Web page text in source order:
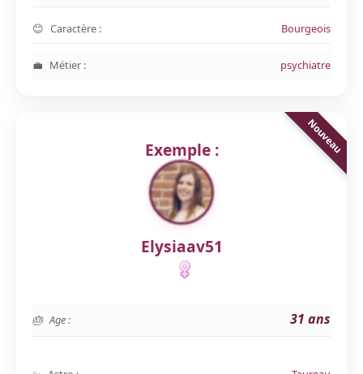
Caractère : Bourgeois
Métier : psychiatre
Exemple :
Elysiaav51
Age : 31 ans